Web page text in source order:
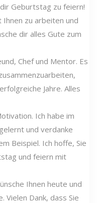
Geburtstag zu feiern!
Ihnen zu arbeiten und
dir alles Gute zum
Chef und Mentor. Es
Jahre. Alles
Ich habe im
und verdanke
Beispiel. Ich hoffe, Sie
und feiern mit
Ihnen heute und
Vielen Dank, dass Sie